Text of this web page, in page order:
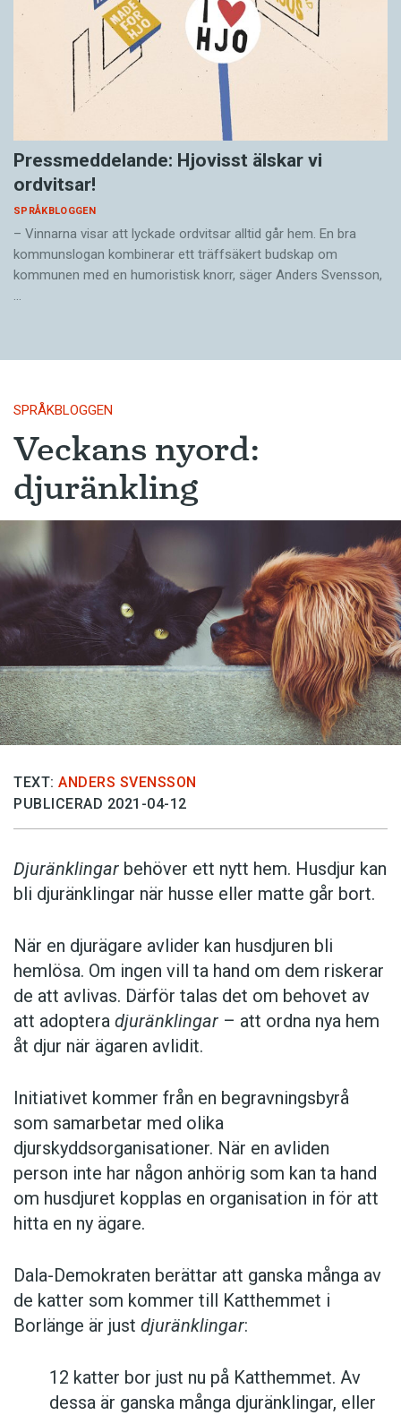
Pressmeddelande: Hjovisst älskar vi
ordvitsar!
SPRÅKBLOGGEN
– Vinnarna visar att lyckade ordvitsar alltid går hem. En bra
kommunslogan kombinerar ett träffsäkert budskap om
kommunen med en humoristisk knorr, säger Anders Svensson,
…
SPRÅKBLOGGEN
Veckans nyord:
djuränkling
TEXT: ANDERS SVENSSON
PUBLICERAD 2021-04-12
Djuränklingar behöver ett nytt hem. Husdjur kan
bli djuränklingar när husse eller matte går bort.
När en djurägare avlider kan husdjuren bli
hemlösa. Om ingen vill ta hand om dem riskerar
de att avlivas. Därför talas det om behovet av
att adoptera djuränklingar – att ordna nya hem
åt djur när ägaren avlidit.
Initiativet kommer från en begravningsbyrå
som samarbetar med olika
djurskyddsorganisationer. När en avliden
person inte har någon anhörig som kan ta hand
om husdjuret kopplas en organisation in för att
hitta en ny ägare.
Dala-Demokraten berättar att ganska många av
de katter som kommer till Katthemmet i
Borlänge är just djuränklingar:
12 katter bor just nu på Katthemmet. Av
dessa är ganska många djuränklingar, eller